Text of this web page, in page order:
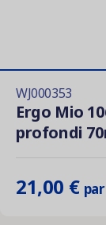
WJ000353
Ergo Mio
profondi
21,00 €